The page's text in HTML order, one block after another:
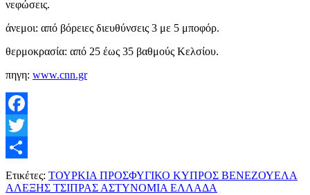
νεφώσεις.
άνεμοι: από βόρειες διευθύνσεις 3 με 5 μποφόρ.
θερμοκρασία: από 25 έως 35 βαθμούς Κελσίου.
πηγη: www.cnn.gr
Facebook
Twitter
Μοιραστείτε
Ετικέτες: ΤΟΥΡΚΙΑ ΠΡΟΣΦΥΓΙΚΟ ΚΥΠΡΟΣ ΒΕΝΕΖΟΥΕΛΑ
ΑΛΕΞΗΣ ΤΣΙΠΡΑΣ ΑΣΤΥΝΟΜΙΑ ΕΛΛΑΔΑ